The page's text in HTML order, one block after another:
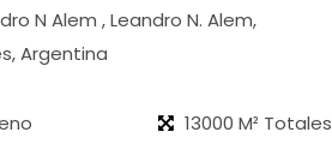
N Alem , Leandro N. Alem,
Argentina
13000 M² Totales